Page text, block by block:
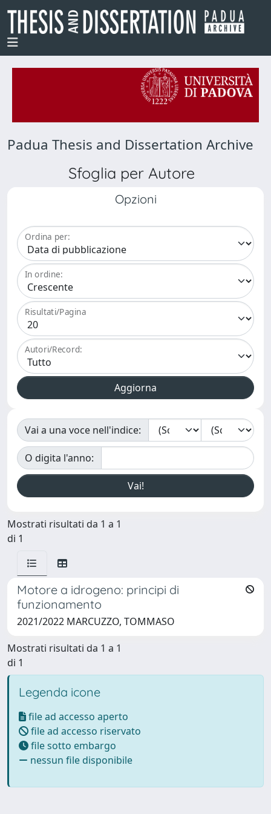
Padua Thesis and Dissertation Archive
Sfoglia per Autore
Opzioni
Ordina per:
In ordine:
Risultati/Pagina
Autori/Record:
Vai a una voce nell'indice:
O digita l'anno:
Mostrati risultati da 1 a 1
di 1
Motore a idrogeno: principi di
funzionamento
2021/2022 MARCUZZO, TOMMASO
Mostrati risultati da 1 a 1
di 1
Legenda icone
file ad accesso aperto
file ad accesso riservato
file sotto embargo
nessun file disponibile